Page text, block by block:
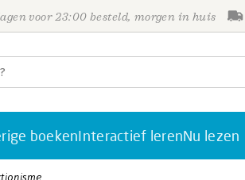
voor 23:00 besteld, morgen in huis
boekenInteractief lerenNu lezen